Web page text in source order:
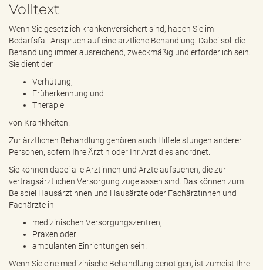
Volltext
Wenn Sie gesetzlich krankenversichert sind, haben Sie im
Bedarfsfall Anspruch auf eine ärztliche Behandlung. Dabei soll die
Behandlung immer ausreichend, zweckmäßig und erforderlich sein.
Sie dient der
Verhütung,
Früherkennung und
Therapie
von Krankheiten.
Zur ärztlichen Behandlung gehören auch Hilfeleistungen anderer
Personen, sofern Ihre Ärztin oder Ihr Arzt dies anordnet.
Sie können dabei alle Ärztinnen und Ärzte aufsuchen, die zur
vertragsärztlichen Versorgung zugelassen sind. Das können zum
Beispiel Hausärztinnen und Hausärzte oder Fachärztinnen und
Fachärzte in
medizinischen Versorgungszentren,
Praxen oder
ambulanten Einrichtungen sein.
Wenn Sie eine medizinische Behandlung benötigen, ist zumeist Ihre